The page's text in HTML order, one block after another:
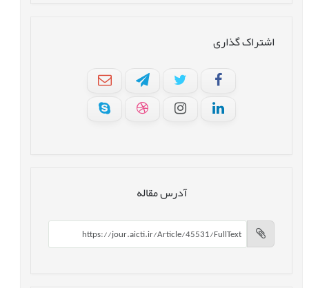
اشتراک گذاری
آدرس مقاله